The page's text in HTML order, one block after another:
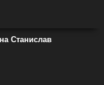
Станислав